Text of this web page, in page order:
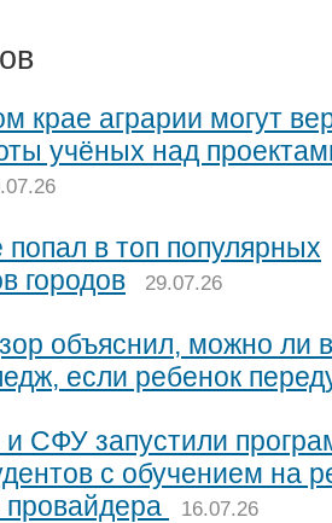
крае аграрии могут
учёных над
попал в топ популярных
городов
29.07.26
объяснил, можно ли
если ребенок
и СФУ запустили
с обучением на
16.07.26